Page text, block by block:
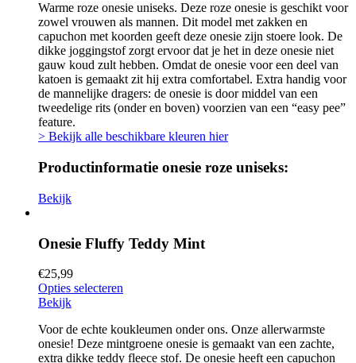
Warme roze onesie uniseks. Deze roze onesie is geschikt voor
zowel vrouwen als mannen. Dit model met zakken en
capuchon met koorden geeft deze onesie zijn stoere look. De
dikke joggingstof zorgt ervoor dat je het in deze onesie niet
gauw koud zult hebben. Omdat de onesie voor een deel van
katoen is gemaakt zit hij extra comfortabel. Extra handig voor
de mannelijke dragers: de onesie is door middel van een
tweedelige rits (onder en boven) voorzien van een “easy pee”
feature.
> Bekijk alle beschikbare kleuren hier
Productinformatie onesie roze uniseks:
Bekijk
Onesie Fluffy Teddy Mint
€25,99
Opties selecteren
Bekijk
Voor de echte koukleumen onder ons. Onze allerwarmste
onesie! Deze mintgroene onesie is gemaakt van een zachte,
extra dikke teddy fleece stof. De onesie heeft een capuchon